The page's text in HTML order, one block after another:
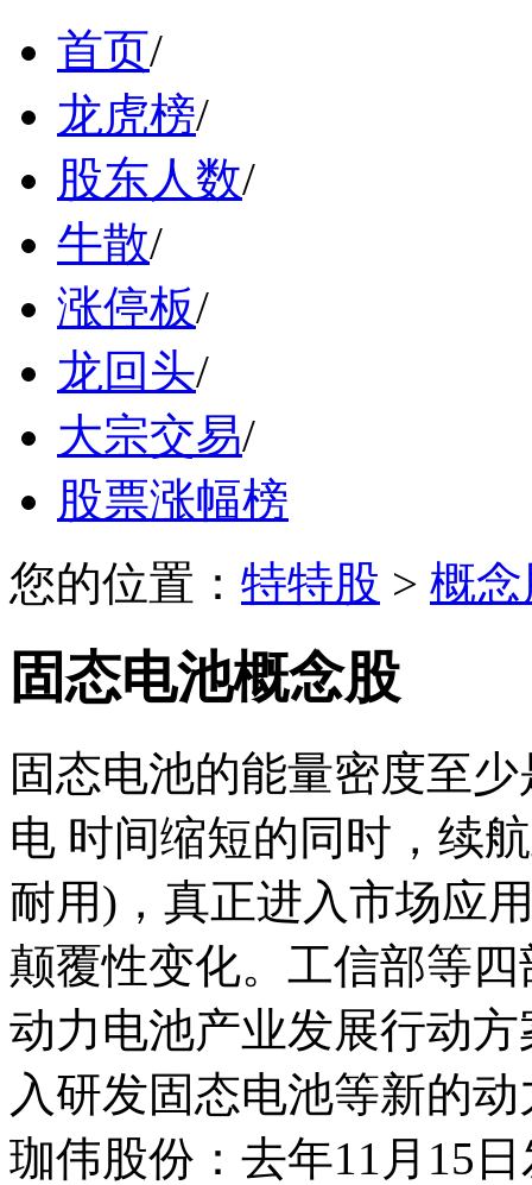
首页/
龙虎榜/
股东人数/
牛散/
涨停板/
龙回头/
大宗交易/
股票涨幅榜
您的位置： 特特股 > 概
固态电池概念股
固态电池的能量密度至
电 时间缩短的同时，续
耐用)，真正进入市场应
颠覆性变化。工信部等
动力电池产业发展行动
入研发固态电池等新的
珈伟股份：去年11月15